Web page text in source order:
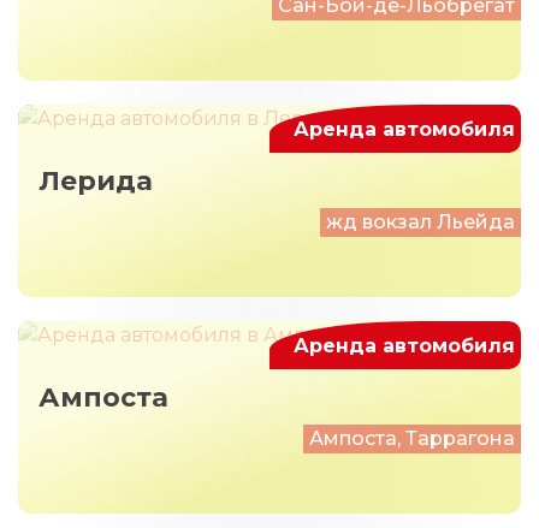
Сан-Бой-де-Льобрегат
Лерида
жд вокзал Льейда
Аренда автомобиля
Ампоста
Ампоста, Таррагона
Аренда автомобиля